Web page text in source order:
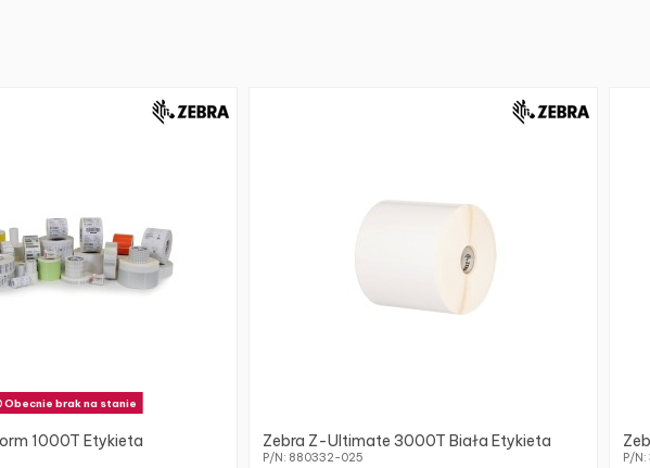
Obecnie brak na stanie
1000T Etykieta Zebra Z-Ultimate 3000T Biała Etykieta
P/N: 880332-025
P/